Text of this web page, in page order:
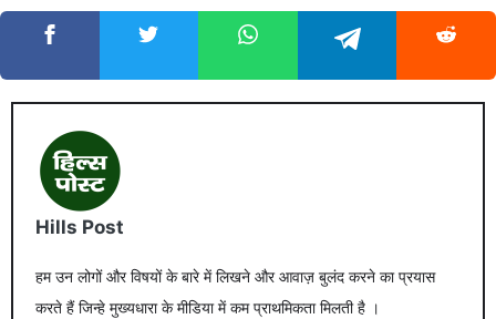
Hills Post
हम उन लोगों और विषयों के बारे में लिखने और आवाज़ बुलंद करने का प्रयास
करते हैं जिन्हे मुख्यधारा के मीडिया में कम प्राथमिकता मिलती है ।